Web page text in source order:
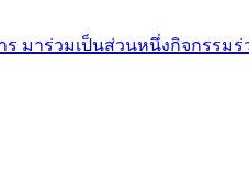
ร มาร่วมเป็นส่วนหนึ่งกิจกรรมร่